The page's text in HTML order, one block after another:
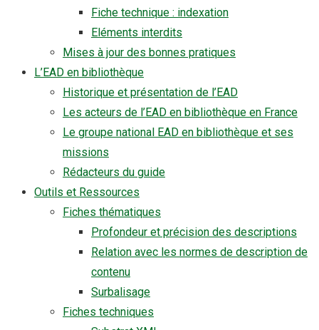
Fiche technique : indexation
Eléments interdits
Mises à jour des bonnes pratiques
L’EAD en bibliothèque
Historique et présentation de l’EAD
Les acteurs de l’EAD en bibliothèque en France
Le groupe national EAD en bibliothèque et ses
missions
Rédacteurs du guide
Outils et Ressources
Fiches thématiques
Profondeur et précision des descriptions
Relation avec les normes de description de
contenu
Surbalisage
Fiches techniques